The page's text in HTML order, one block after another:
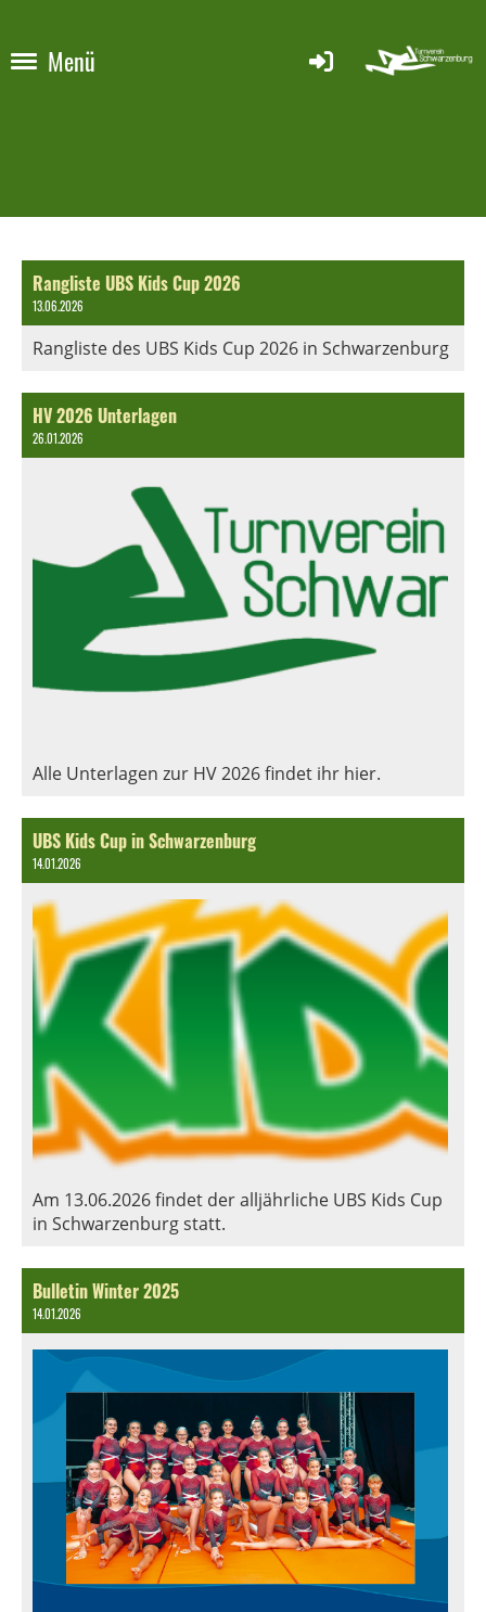
Menü
Rangliste UBS Kids Cup 2026
13.06.2026
Rangliste des UBS Kids Cup 2026 in Schwarzenburg
HV 2026 Unterlagen
26.01.2026
Alle Unterlagen zur HV 2026 findet ihr hier.
UBS Kids Cup in Schwarzenburg
14.01.2026
Am 13.06.2026 findet der alljährliche UBS Kids Cup
in Schwarzenburg statt.
Bulletin Winter 2025
14.01.2026